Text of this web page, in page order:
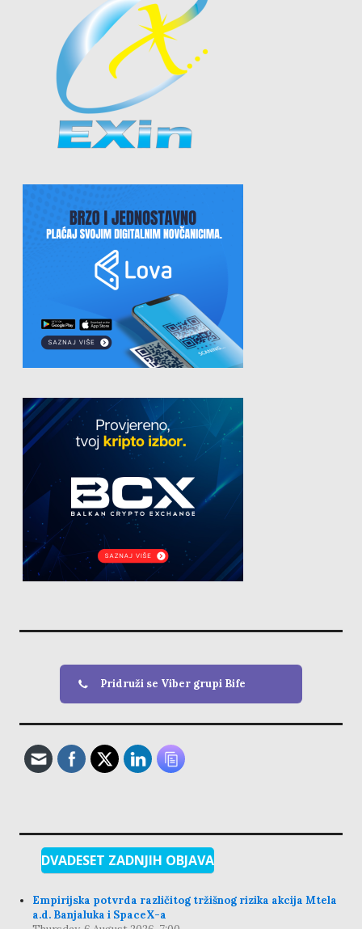
Pridruži se Viber grupi Bife
DVADESET ZADNJIH OBJAVA
Empirijska potvrda različitog tržišnog rizika akcija Mtela
a.d. Banjaluka i SpaceX-a